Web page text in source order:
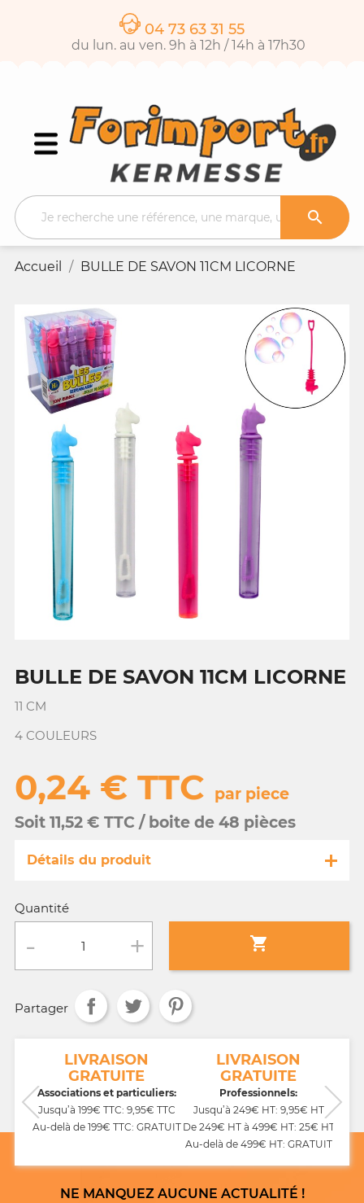
04 73 63 31 55
du lun. au ven. 9h à 12h / 14h à 17h30

Accueil BULLE DE SAVON 11CM LICORNE
BULLE DE SAVON 11CM LICORNE
11 CM
4 COULEURS
0,24 € TTC par piece
Soit 11,52 € TTC / boite de 48 pièces
Détails du produit
Référence
Conditionnement :
Age :
Quantité

Partager
LIVRAISON
GRATUITE
Associations et particuliers:
Jusqu’à 199€ TTC: 9,95€ TTC
Au-delà de 199€ TTC: GRATUIT
LIVRAISON
GRATUITE
Professionnels:
Jusqu’à 249€ HT: 9,95€ HT
De 249€ HT à 499€ HT: 25€ HT
Au-delà de 499€ HT: GRATUIT
NE MANQUEZ AUCUNE ACTUALITÉ !